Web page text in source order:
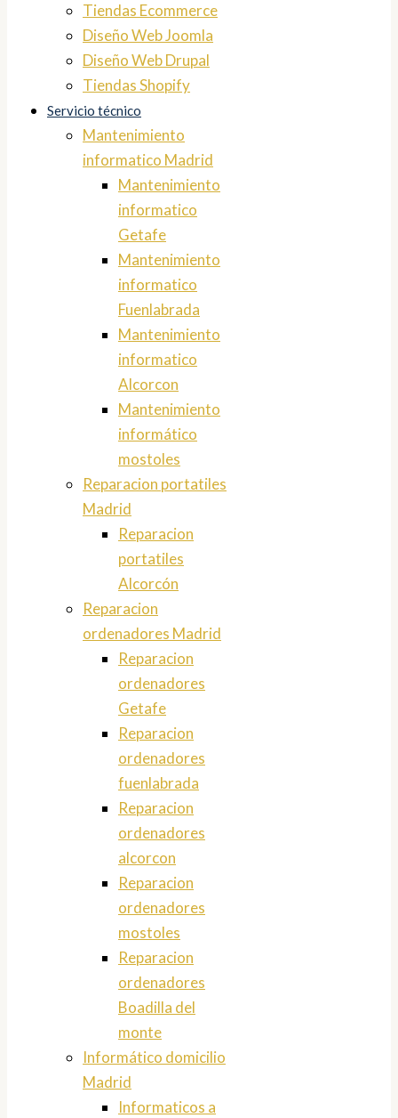
Tiendas Ecommerce
Diseño Web Joomla
Diseño Web Drupal
Tiendas Shopify
Servicio técnico
Mantenimiento
informatico Madrid
Mantenimiento
informatico
Getafe
Mantenimiento
informatico
Fuenlabrada
Mantenimiento
informatico
Alcorcon
Mantenimiento
informático
mostoles
Reparacion portatiles
Madrid
Reparacion
portatiles
Alcorcón
Reparacion
ordenadores Madrid
Reparacion
ordenadores
Getafe
Reparacion
ordenadores
fuenlabrada
Reparacion
ordenadores
alcorcon
Reparacion
ordenadores
mostoles
Reparacion
ordenadores
Boadilla del
monte
Informático domicilio
Madrid
Informaticos a